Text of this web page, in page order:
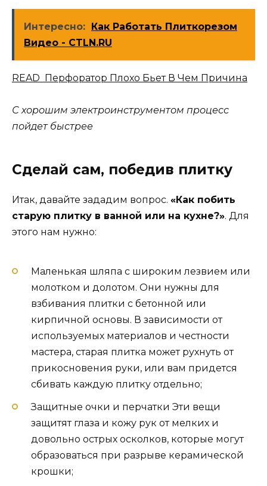
Интересно:
Как Работать Плиткорезом
Видео - CTLN.RU
READ Перфоратор Плохо Бьет В Чем Причина
С хорошим электроинструментом процесс
пойдет быстрее
Сделай сам, победив плитку
Итак, давайте зададим вопрос. «Как побить
старую плитку в ванной или на кухне?». Для
этого нам нужно:
Маленькая шляпа с широким лезвием или
молотком и долотом. Они нужны для
взбивания плитки с бетонной или
кирпичной основы. В зависимости от
используемых материалов и честности
мастера, старая плитка может рухнуть от
прикосновения руки, или вам придется
сбивать каждую плитку отдельно;
Защитные очки и перчатки Эти вещи
защитят глаза и кожу рук от мелких и
довольно острых осколков, которые могут
образоваться при разрыве керамической
крошки;